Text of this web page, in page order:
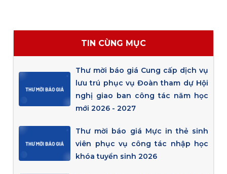
TIN CÙNG MỤC
Thư mời báo giá Cung cấp dịch vụ
lưu trú phục vụ Đoàn tham dự Hội
nghị giao ban công tác năm học
mới 2026 - 2027
Thư mời báo giá Mực in thẻ sinh
viên phục vụ công tác nhập học
khóa tuyển sinh 2026